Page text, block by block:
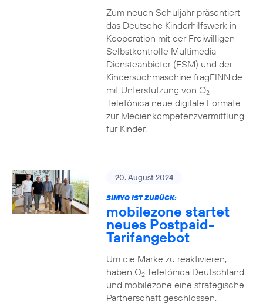
Zum neuen Schuljahr präsentiert
das Deutsche Kinderhilfswerk in
Kooperation mit der Freiwilligen
Selbstkontrolle Multimedia-
Diensteanbieter (FSM) und der
Kindersuchmaschine fragFINN.de
mit Unterstützung von O2
Telefónica neue digitale Formate
zur Medienkompetenzvermittlung
für Kinder.
20. August 2024
SIMYO IST ZURÜCK:
mobilezone startet
neues Postpaid-
Tarifangebot
Um die Marke zu reaktivieren,
haben O2Telefónica Deutschland
und mobilezone eine strategische
Partnerschaft geschlossen.